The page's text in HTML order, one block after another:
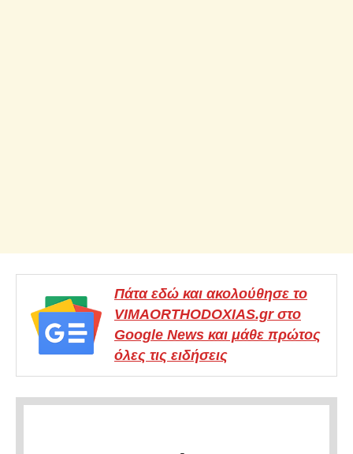
Πάτα εδώ και ακολούθησε το
VIMAORTHODOXIAS.gr στο
Google News και μάθε πρώτος
όλες τις ειδήσεις